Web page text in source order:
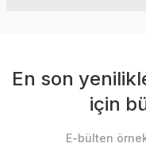
En son
için
E-bülten